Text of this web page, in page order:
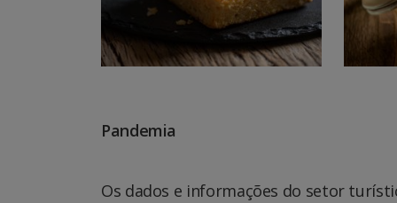
Pandemia
Os dados e informações do setor